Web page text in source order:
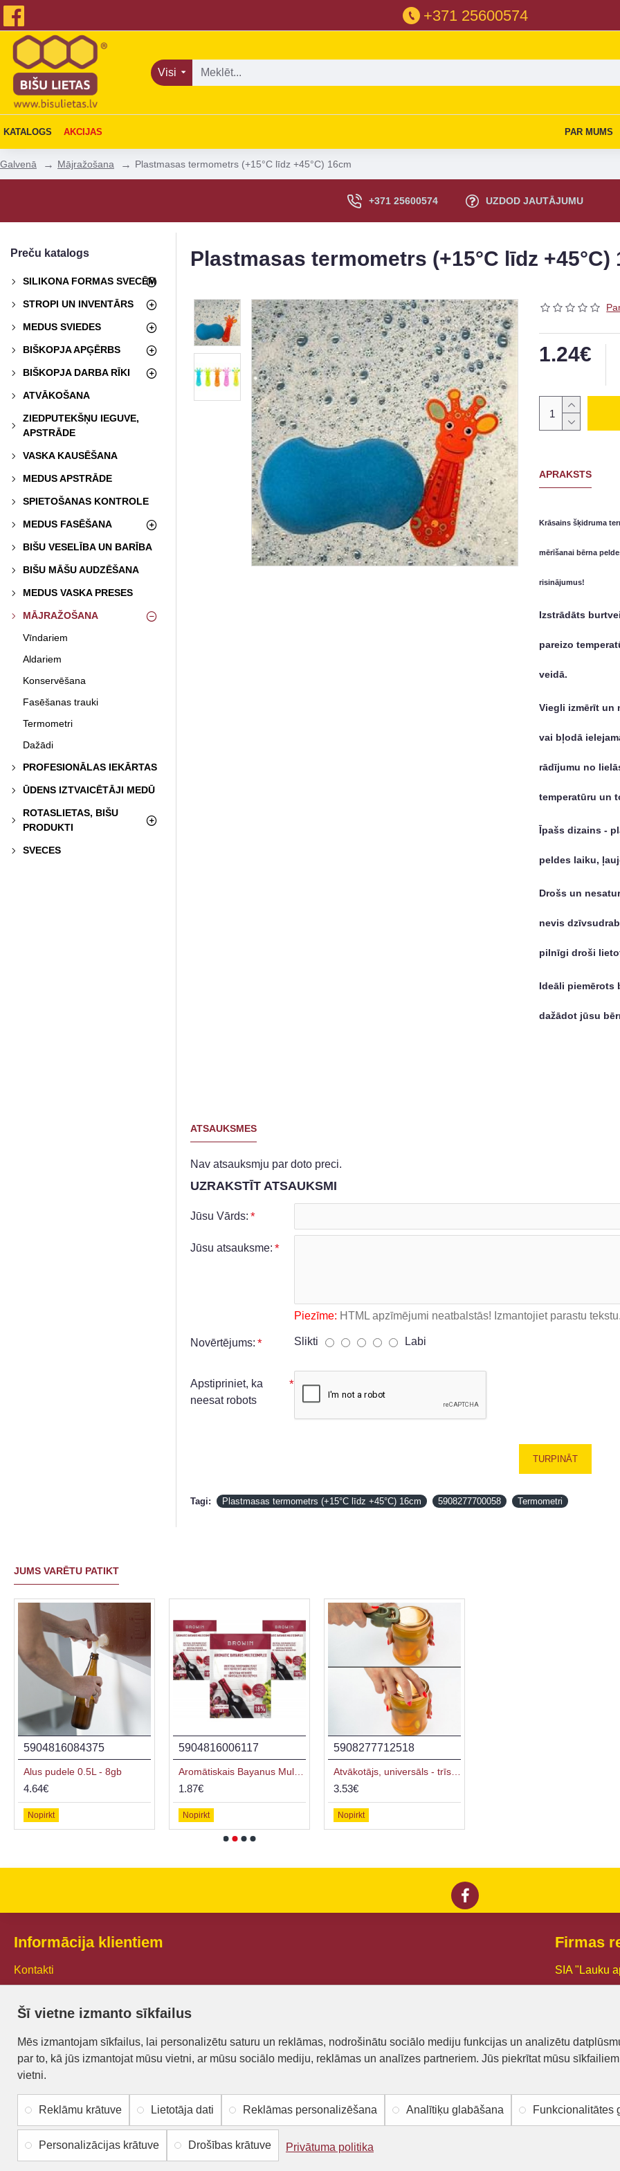
+371 25600574
Visi
KATALOGS AKCIJAS PAR MUMS
Galvenā Mājražošana Plastmasas termometrs (+15°C līdz +45°C) 16cm
+371 25600574 UZDOD JAUTĀJUMU
Preču katalogs
SILIKONA FORMAS SVECĒM
STROPI UN INVENTĀRS
MEDUS SVIEDES
BIŠKOPJA APĢĒRBS
BIŠKOPJA DARBA RĪKI
ATVĀKOŠANA
ZIEDPUTEKŠŅU IEGUVE,
APSTRĀDE
VASKA KAUSĒŠANA
MEDUS APSTRĀDE
SPIETOŠANAS KONTROLE
MEDUS FASĒŠANA
BIŠU VESELĪBA UN BARĪBA
BIŠU MĀŠU AUDZĒŠANA
MEDUS VASKA PRESES
MĀJRAŽOŠANA
Vīndariem
Aldariem
Konservēšana
Fasēšanas trauki
Termometri
Dažādi
PROFESIONĀLAS IEKĀRTAS
ŪDENS IZTVAICĒTĀJI MEDŪ
ROTASLIETAS, BIŠU
PRODUKTI
SVECES
Plastmasas termometrs (+15°C līdz +45°C)
1.24€
APRAKSTS
Krāsains šķidruma
mērīšanai bērna
risinājumus!
Izstrādāts
pareizo
veidā.
Viegli izmērīt un
vai bļodā
rādījumu no
temperatūru un
Īpašs dizains -
peldes laiku,
Drošs un
nevis
pilnīgi droši
Ideāli piemērots
dažādot jūsu
ATSAUKSMES
Nav atsauksmju par doto preci.
UZRAKSTĪT ATSAUKSMI
Jūsu Vārds:
Jūsu atsauksme:
Piezīme: HTML apzīmējumi neatbalstās! Izmantojiet parastu
Novērtējums: Slikti Labi
Apstipriniet, ka
neesat robots
TURPINĀT
Tagi: Plastmasas termometrs (+15°C līdz +45°C) 16cm 5908277700058 Termometri
JUMS VARĒTU PATIKT
5904816084375
Alus pudele 0.5L - 8gb
4.64€
Nopirkt
5904816006117
1.87€
Nopirkt
5908277712518
3.53€
Nopirkt
Informācija klientiem
Kontakti
Preču iegādes nosacījumi
Privātuma politika
Atteikuma veidlapa
Firmas
SIA "Lauku
Dzirnavu
E-pasts:
Autortiesības © 2023, bisulietas.lv, Visas tiesības aizsargātas
Šī vietne izmanto sīkfailus
Mēs izmantojam sīkfailus, lai personalizētu saturu un reklāmas, nodrošinātu sociālo mediju funkcijas un analizētu
par to, kā jūs izmantojat mūsu vietni, ar mūsu sociālo mediju, reklāmas un analīzes partneriem. Jūs piekrītat mūsu
vietni.
Reklāmu krātuve Lietotāja dati Reklāmas personalizēšana Analītiķu glabāšana Funkcionalitātes
Personalizācijas krātuve Drošības krātuve Privātuma politika